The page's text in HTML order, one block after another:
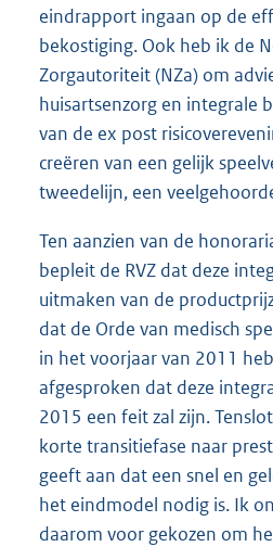
eindrapport ingaan op de
bekostiging. Ook heb ik de
Zorgautoriteit (NZa) om
huisartsenzorg en integrale
van de ex post
creëren van een gelijk
tweedelijn, een
Ten aanzien van de
bepleit de RVZ dat deze
uitmaken van de
dat de Orde van medisch
in het voorjaar van 2011
afgesproken dat deze
2015 een feit zal zijn.
korte transitiefase naar
geeft aan dat een snel en
het eindmodel nodig is. Ik
daarom voor gekozen om